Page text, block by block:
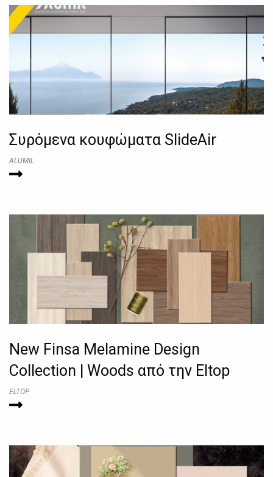
Συρόμενα κουφώματα SlideAir
ALUMIL
New Finsa Melamine Design
Collection | Woods από την Eltop
ELTOP